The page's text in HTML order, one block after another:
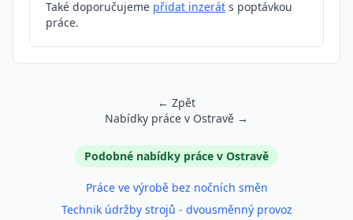
Také doporučujeme přidat inzerát s poptávkou
práce.
← Zpět
Nabídky práce v Ostravě →
Podobné inzerátyPodobné nabídky práce v Ostravě
Práce ve výrobě bez nočních směn
Technik údržby strojů - dvousměnný provoz